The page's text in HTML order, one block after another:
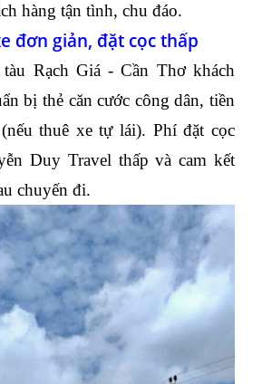
hàng tận tình, chu đáo.
đơn giản, đặt cọc thấp
Rạch Giá - Cần Thơ khách
bị thẻ căn cước công dân, tiền
thuê xe tự lái). Phí đặt cọc
Duy Travel thấp và cam kết
chuyến đi.